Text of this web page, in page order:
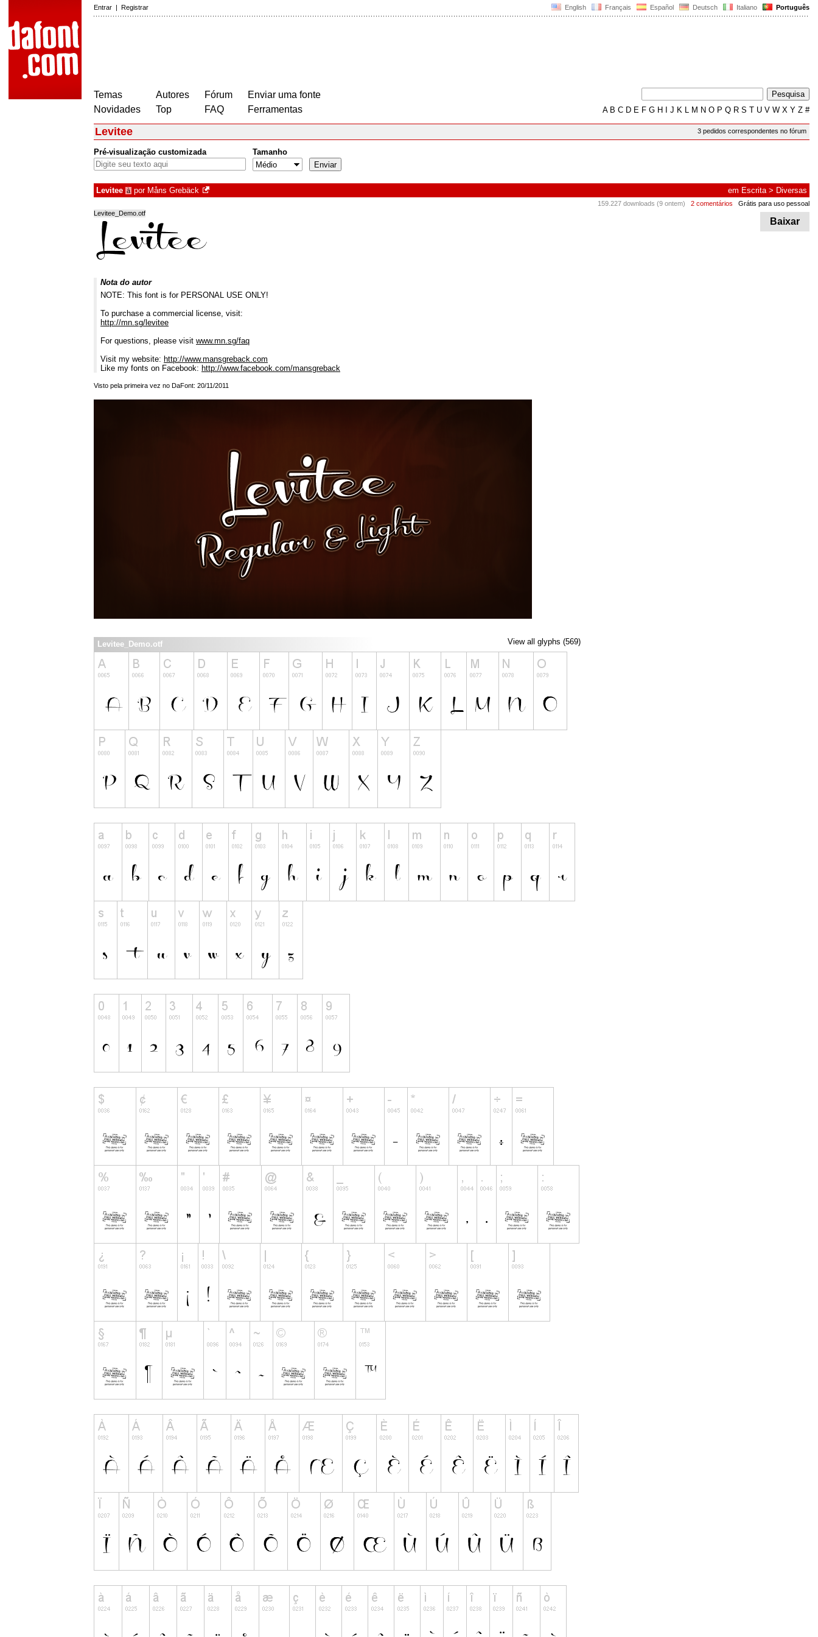
English Français Español Deutsch Italiano Português
Entrar | Registrar
Temas
Novidades
Autores
Top
Fórum
FAQ
Enviar uma fonte
Ferramentas
AB C D E F G H J K L M N O P Q R S T U V W X Y Z #
3 pedidos correspondentes no fórum
Levitee
Pré-visualização customizada Tamanho
Levitee à por Måns Grebäck em Escrita> Diversas
159.227 downloads (9 ontem) 2 comentários Grátis para uso pessoal
Baixar
Levitee_Demo.otf
Nota do autor
NOTE: This font is for PERSONAL USE ONLY!
To purchase a commercial license, visit:
http://mn.sg/levitee
For questions, please visit www.mn.sg/faq
Visit my website: http://www.mansgreback.com
Like my fonts on Facebook: http://www.facebook.com/mansgreback
Visto pela primeira vez no DaFont: 20/11/2011
View all glyphs (569)
Levitee_Demo.otf